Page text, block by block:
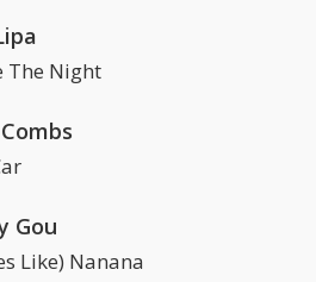
The Night
Gou
Like) Nanana